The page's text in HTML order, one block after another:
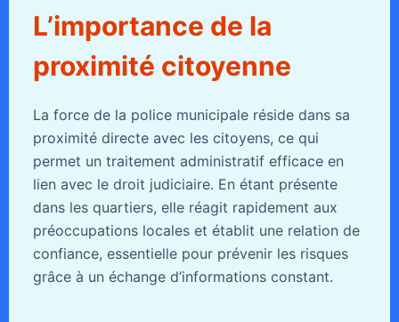
L’importance de la
proximité citoyenne
La force de la police municipale réside dans sa
proximité directe avec les citoyens, ce qui
permet un traitement administratif efficace en
lien avec le droit judiciaire. En étant présente
dans les quartiers, elle réagit rapidement aux
préoccupations locales et établit une relation de
confiance, essentielle pour prévenir les risques
grâce à un échange d’informations constant.